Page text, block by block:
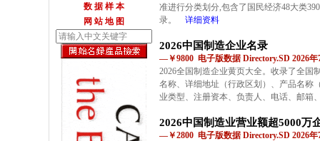
数 据 样 本
网 站 地 图
准进行分类划分,包含了国民经济48大类
录。
详细资料
2026中国制造企业名录
—￥9800 电子版数据 Directory.SD 2026年
2026全国制造企业黄页大全。收录了全国
名称、详细地址（行政区划）、产品名称
业类型、注册资本、负责人、电话、邮箱
2026中国制造业营业额超5000万
—￥2800 电子版数据 Directory.SD 2026年